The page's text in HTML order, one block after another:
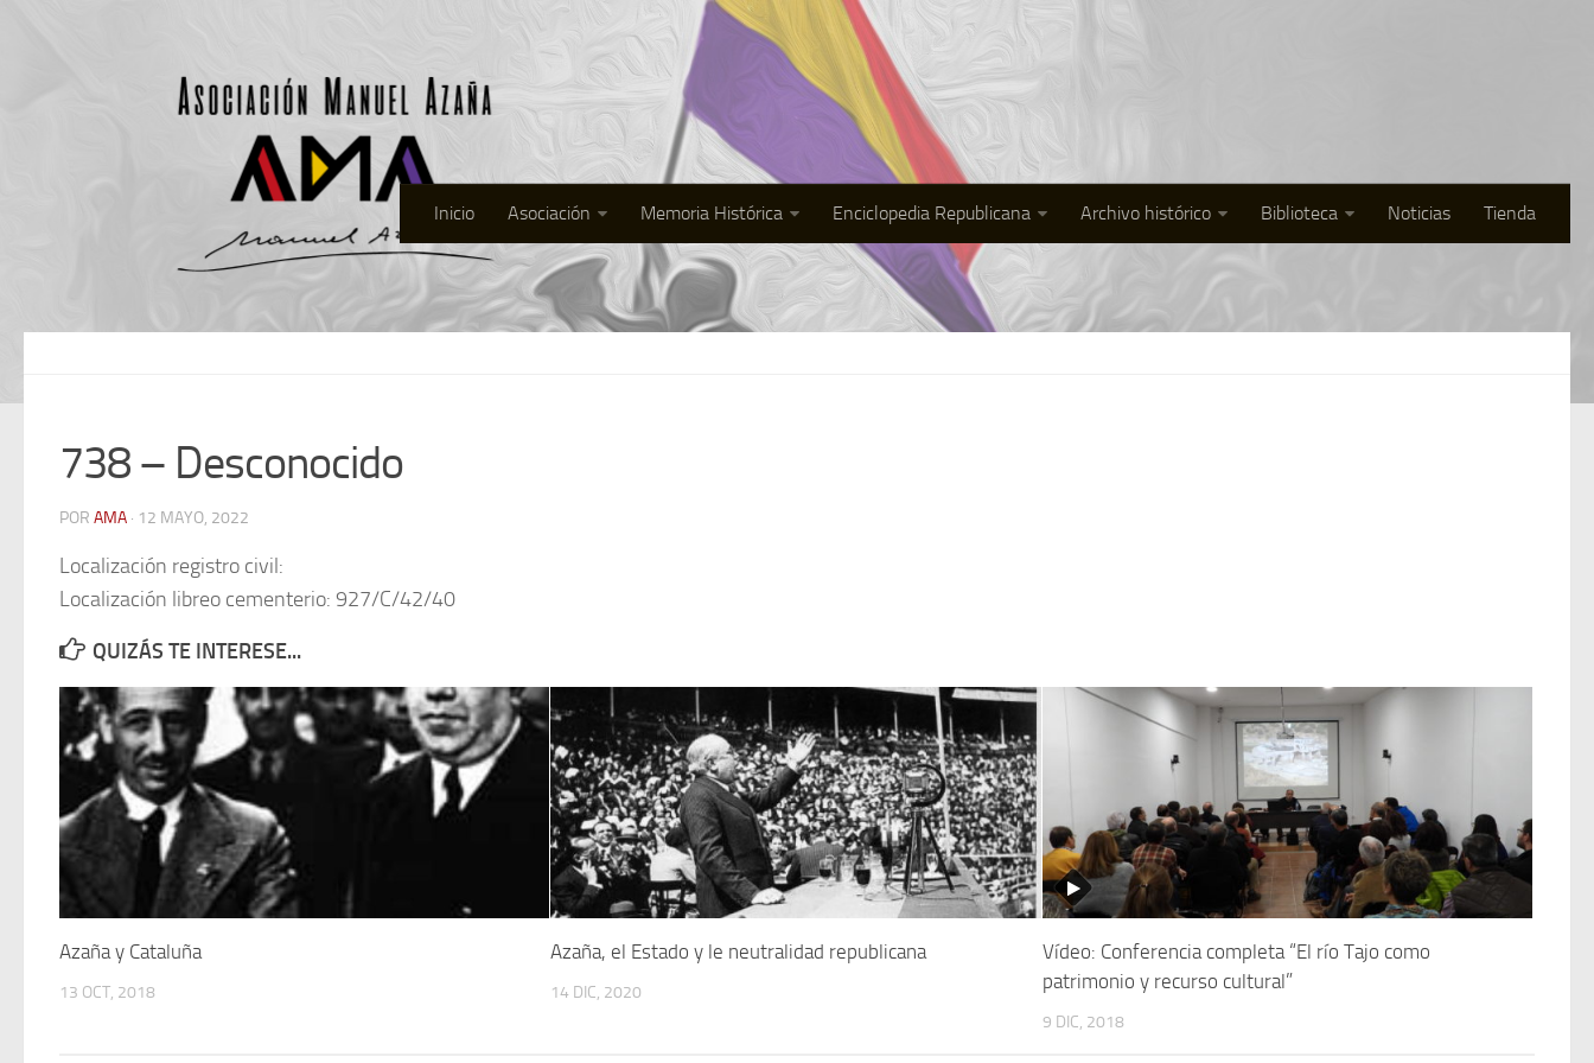
Inicio Asociación Memoria Histórica Enciclopedia Republicana Archivo histórico Biblioteca Noticias Tienda
738 – Desconocido
POR AMA · 12 MAYO, 2022
Localización registro civil:
Localización libreo cementerio: 927/C/42/40
QUIZÁS TE INTERESE...
Azaña y Cataluña
13 OCT, 2018
Azaña, el Estado y le neutralidad republicana
14 DIC, 2020
Vídeo: Conferencia completa “El río Tajo como
patrimonio y recurso cultural”
9 DIC, 2018